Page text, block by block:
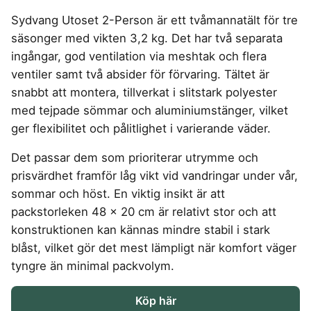
HUSHÅLLSAPPARATER
Robotdammsugare
Skaftdammsugare
Steamer
Strykjärn
KÖK
Airfryer
Dubbel Airfryer
Elektrisk
Pizzaugn
Elvisp
Gjutjärnsgryta
Glassmaskin
Kaffebryggare
Kaffemaskin
Knivslip
Kockkniv
Liten airfryer
Mikrovågsugn
Skärbräda
Smashjärn
Stekpanna
SOVRUM
VITVAROR
Diskmaskin
SÄKERHET &
GAMING
Gaming Dator
Gaming Headset
Gaming hörlursställ
Gaming Laptop
Gaming router
Gaming Tangentbord
Gamingbord
Gamingmus
Gamingstol
Trådlösa Gaming Hörlurar
VR Headset
LJUD & BILD
75 Tum TV
Bluetooth högtalare
Trådlösa hörlurar
TV 50 tum
TV 55 tum
FÖRSÄKRINGAR
Hundförsäkring
Kattförsäkring
MEDIA & TELEKOM
Bredband
Mobilabonnemang
TV Abonnemang
Rödljusterapi
Skäggtrimmer
Toriska linser
ACCESSOARER
Solglasögon
KOSTTILLSKOTT
Berberine
Elektrolyter
Kollagen
Kosttillskott klimakteriet
Kreatin
NAD
Omega 3
Probiotika
Proteinpulver
Shilajit
5-manna tält
6-manna tält
Abborrespö
Familjetält
Jaktkängor
Campingbord
vandring
Pop-up tält
Taktält
Tält
Tält budget
Vandringsbyxor
herr
dam
Vandringsskor
dam
Campingkudde
Luftmadrass
tält
Pannlampa
Stavar
vandring
Vandringsbyxor
dam
vandring
SPORT
Driver
Golfklocka
Golfset
Cykelhjälm barn
GPS Klocka barn
UTELEK & AKTIVITETER
Berg studsmatta
Gungställning
Lekstuga
Nedgrävd studsmatta
Oval studsmatta
Rektangulär studsmatta
Stor studsmatta
Studsmatta
Laddbox
Sommardäck
Konsumentvägledning
Sydvang Utoset 2-Person är ett tvåmannatält för tre
säsonger med vikten 3,2 kg. Det har två separata
ingångar, god ventilation via meshtak och flera
ventiler samt två absider för förvaring. Tältet är
snabbt att montera, tillverkat i slitstark polyester
med tejpade sömmar och aluminiumstänger, vilket
ger flexibilitet och pålitlighet i varierande väder.
Det passar dem som prioriterar utrymme och
prisvärdhet framför låg vikt vid vandringar under vår,
sommar och höst. En viktig insikt är att
packstorleken 48 x 20 cm är relativt stor och att
konstruktionen kan kännas mindre stabil i stark
blåst, vilket gör det mest lämpligt när komfort väger
tyngre än minimal packvolym.
Köp här